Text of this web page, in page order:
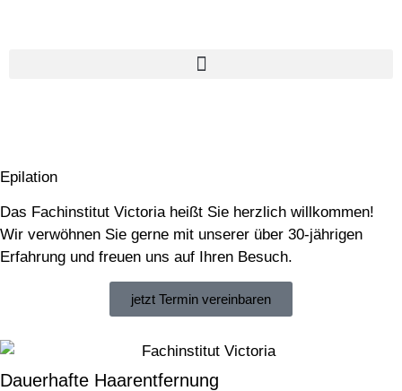
Epilation
Das Fachinstitut Victoria heißt Sie herzlich willkommen!
Wir verwöhnen Sie gerne mit unserer über 30-jährigen
Erfahrung und freuen uns auf Ihren Besuch.
jetzt Termin vereinbaren
Dauerhafte Haarentfernung